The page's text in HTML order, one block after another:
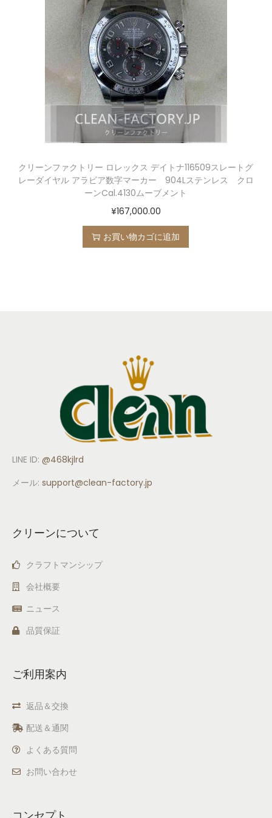
クリーンファクトリー ロレックス デイトナ116509スレートグ
レーダイヤル アラビア数字マーカー 904Lステンレス クロ
ーンCal.4130ムーブメント
¥167,000.00
お買い物カゴに追加
LINE ID: @468kjlrd
メール: support@clean-factory.jp
クリーンについて
クラフトマンシップ
会社概要
ニュース
品質保証
ご利用案内
返品＆交換
配送＆通関
よくある質問
お問い合わせ